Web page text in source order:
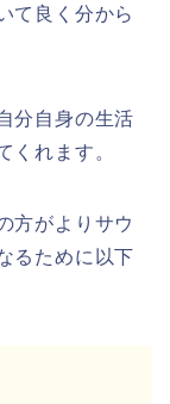
て良く分から
分自身の生活
くれます。
方がよりサウ
るために以下